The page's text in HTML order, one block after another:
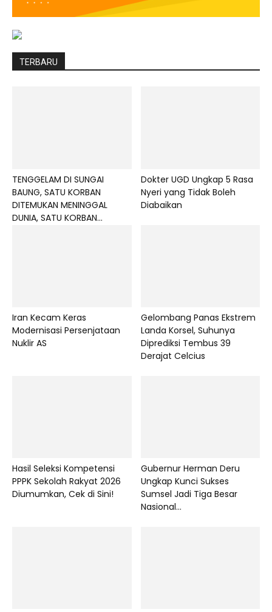
TERBARU
TENGGELAM DI SUNGAI
BAUNG, SATU KORBAN
DITEMUKAN MENINGGAL
DUNIA, SATU KORBAN...
Dokter UGD Ungkap 5 Rasa
Nyeri yang Tidak Boleh
Diabaikan
Iran Kecam Keras
Modernisasi Persenjataan
Nuklir AS
Gelombang Panas Ekstrem
Landa Korsel, Suhunya
Diprediksi Tembus 39
Derajat Celcius
Hasil Seleksi Kompetensi
PPPK Sekolah Rakyat 2026
Diumumkan, Cek di Sini!
Gubernur Herman Deru
Ungkap Kunci Sukses
Sumsel Jadi Tiga Besar
Nasional...